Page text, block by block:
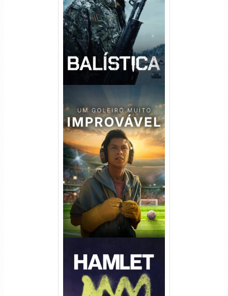
Balística Torrent (2025) WEB-
DL 1080p Dual Áudio
Um Goleiro Muito Improvável
Torrent (2026) WEB-DL 1080p
Dual Áudio